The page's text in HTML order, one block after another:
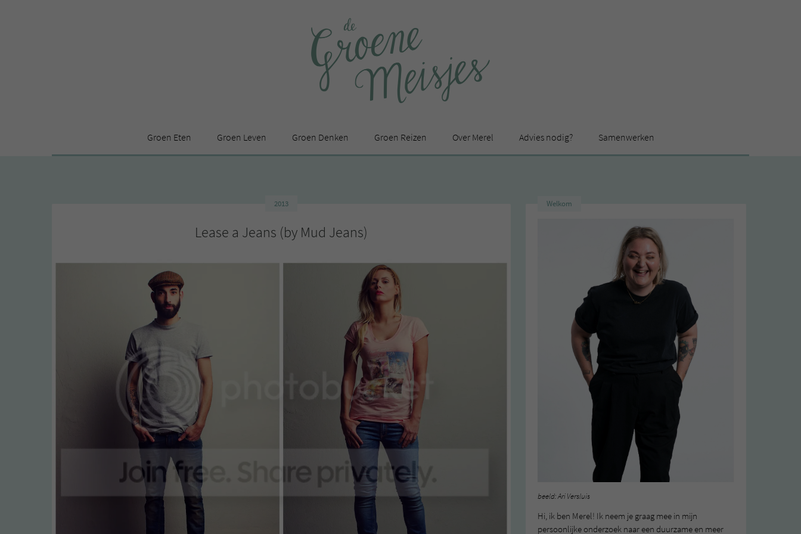
Groen Eten Groen Leven Groen Denken Groen Reizen Over Merel Advies nodig? Samenwerken
2013
Lease a Jeans (by Mud Jeans)
Welkom
beeld: Ari Versluis
Hi, ik ben Merel! Ik neem je graag mee in mijn
persoonlijke onderzoek naar een duurzame en meer